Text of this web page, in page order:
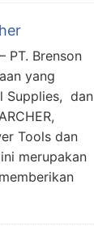
PT. Brenson
yang
Supplies, dan
Tools dan
merupakan